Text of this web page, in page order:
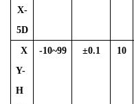
X-
5D
X
Y-
H
-10~99 ±0.1 10